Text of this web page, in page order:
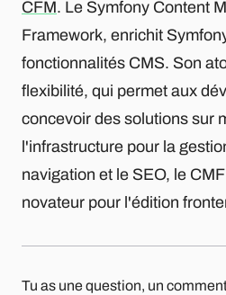
CFM. Le Symfony Content
Framework, enrichit
fonctionnalités CMS. Son
flexibilité, qui permet aux
concevoir des solutions sur
l'infrastructure pour la
navigation et le SEO, le
novateur pour l'édition
Tu as une question, un